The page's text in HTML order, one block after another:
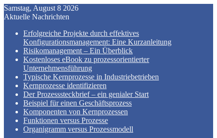
Samstag, August 8 2026
Aktuelle Nachrichten
Erfolgreiche Projekte durch effektives
Konfigurationsmanagement: Eine Kurzanleitung
Risikomanagement – Ein Überblick
Kostenloses eBook zu prozessorientierter
Unternehmensführung
Typische Kernprozesse in Industriebetrieben
Kernprozesse identifizieren
Der Prozesssteckbrief – ein genialer Start
Beispiel für einen Geschäftsprozess
Komponenten von Kernprozessen
Funktionen versus Prozesse
Organigramm versus Prozessmodell